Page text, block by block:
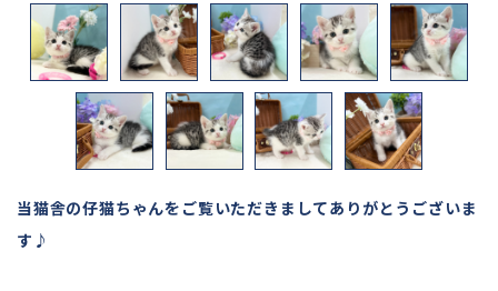
当猫舎の仔猫ちゃんをご覧いただきましてありがとうございま
す♪